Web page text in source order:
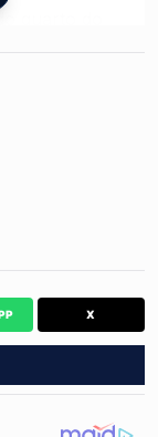
quarto do
da artista
A diarista
verdade era
X